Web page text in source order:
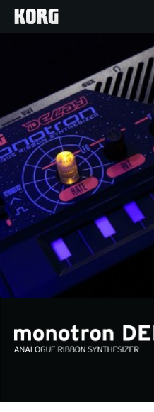
Productos
Características
Eventos
Soporte
Localizador de Tiendas
Noticias
Ubicación